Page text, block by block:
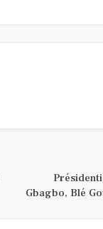
Gbagbo, Blé